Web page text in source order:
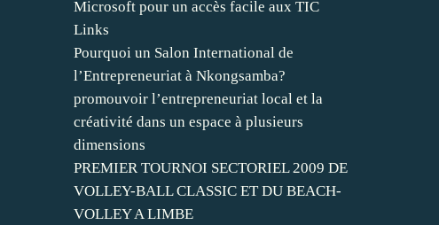
Microsoft pour un accès facile aux TIC
Links
Pourquoi un Salon International de
l’Entrepreneuriat à Nkongsamba?
promouvoir l’entrepreneuriat local et la
créativité dans un espace à plusieurs
dimensions
PREMIER TOURNOI SECTORIEL 2009 DE
VOLLEY-BALL CLASSIC ET DU BEACH-
VOLLEY A LIMBE